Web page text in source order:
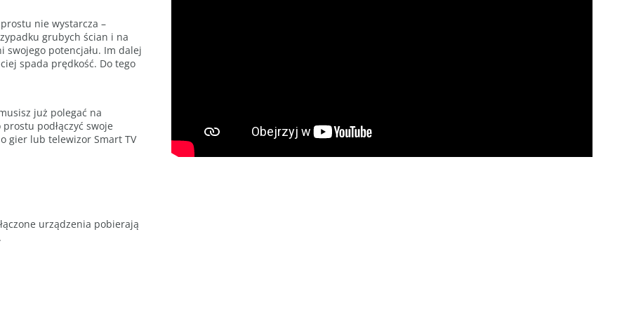
nie wystarcza –
grubych ścian i na
swojego potencjału. Im dalej
spada prędkość. Do tego
już polegać na
podłączyć swoje
gier lub telewizor Smart TV
urządzenia pobierają